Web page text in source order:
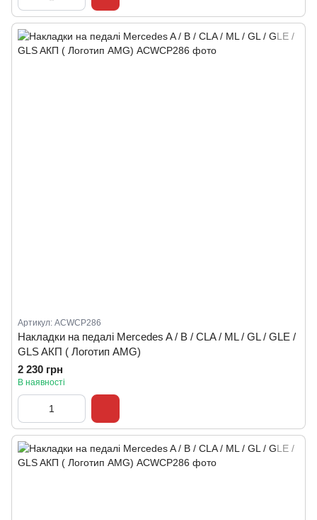
Артикул: ACWCP286
Накладки на педалі Mercedes A / B / CLA / ML / GL / GLE /
GLS AКП ( Логотип AMG)
2 230 грн
В наявності